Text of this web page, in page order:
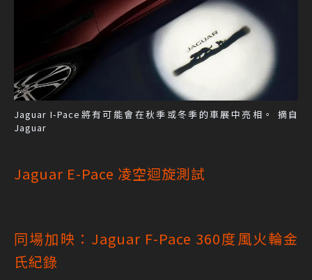
Jaguar I-Pace將有可能會在秋季或冬季的車展中亮相。 摘自
Jaguar
Jaguar E-Pace 凌空迴旋測試
同場加映：Jaguar F-Pace 360度風火輪金
氏紀錄